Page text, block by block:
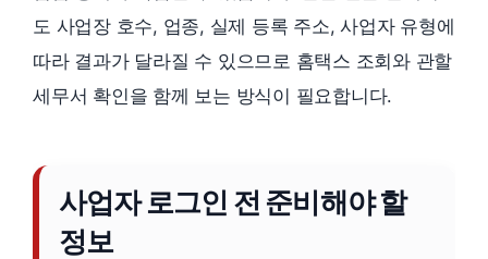
도 사업장 호수, 업종, 실제 등록 주소, 사업자 유형에
따라 결과가 달라질 수 있으므로 홈택스 조회와 관할
세무서 확인을 함께 보는 방식이 필요합니다.
사업자 로그인 전 준비해야 할
정보